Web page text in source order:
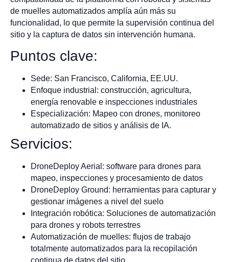
de muelles automatizados amplía aún más su
funcionalidad, lo que permite la supervisión continua del
sitio y la captura de datos sin intervención humana.
Puntos clave:
Sede: San Francisco, California, EE.UU.
Enfoque industrial: construcción, agricultura,
energía renovable e inspecciones industriales
Especialización: Mapeo con drones, monitoreo
automatizado de sitios y análisis de IA.
Servicios:
DroneDeploy Aerial: software para drones para
mapeo, inspecciones y procesamiento de datos
DroneDeploy Ground: herramientas para capturar y
gestionar imágenes a nivel del suelo
Integración robótica: Soluciones de automatización
para drones y robots terrestres
Automatización de muelles: flujos de trabajo
totalmente automatizados para la recopilación